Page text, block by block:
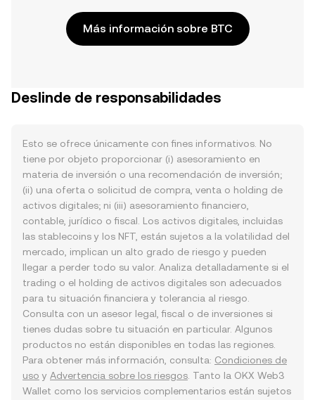
Más información sobre BTC
Deslinde de responsabilidades
Esto se ofrece únicamente con fines informativos. No
tiene por objeto proporcionar (i) asesoramiento en
materia de inversión o una recomendación de inversión;
(ii) una oferta o solicitud de compra, venta o holding de
activos digitales; ni (iii) asesoramiento financiero,
contable, jurídico o fiscal. Los activos digitales, incluidas
las stablecoins y los NFT, están sujetos a la volatilidad del
mercado, implican un alto grado de riesgo y pueden
llegar a perder todo su valor. Analiza detalladamente si el
trading o el holding de activos digitales son adecuados
para tu situación financiera y tolerancia al riesgo.
Consulta con un asesor legal, fiscal o de inversiones si
tienes dudas sobre tu situación en particular. Algunos
productos no están disponibles en todas las regiones.
Para obtener más información, consulta: Condiciones de
uso y Advertencia sobre los riesgos . Tanto la OKX Web3
Wallet como los servicios complementarios están sujetos